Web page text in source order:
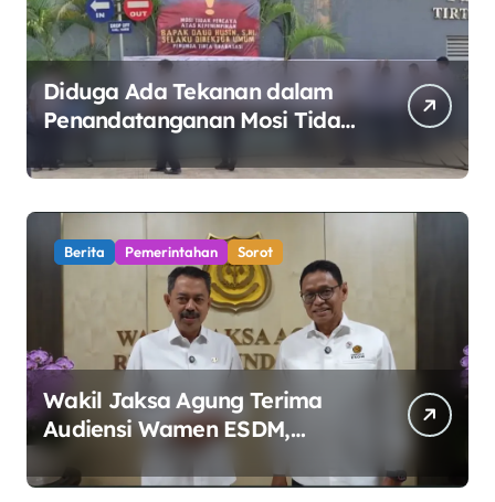
Diduga Ada Tekanan dalam
Penandatanganan Mosi Tidak
Polemik Perumda Tirta
Bhagasasi Diusut Objektif
Berita Pemerintahan Sorot
Wakil Jaksa Agung Terima
Audiensi Wamen ESDM,
Perkuat Sinergi Kawal Tata
Kelola Sektor Energi